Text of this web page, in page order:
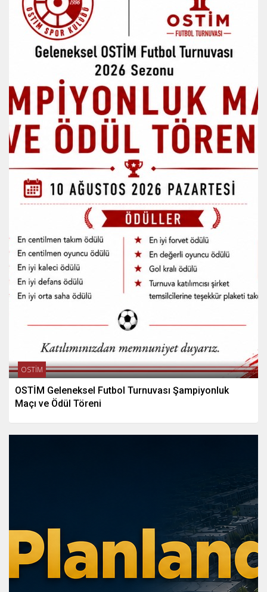
OSTİM
OSTİM Geleneksel Futbol Turnuvası Şampiyonluk
Maçı ve Ödül Töreni